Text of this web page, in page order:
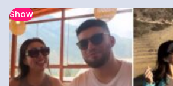
Show